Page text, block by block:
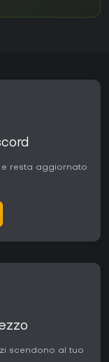
e resta aggiornato
scendono al tuo